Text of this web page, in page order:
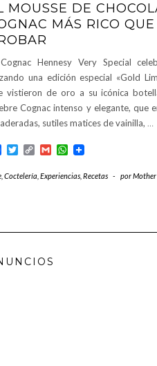
MOUSSE DE
MÁS RICO
Hennesy Very Special
una edición especial «Gold
vistieron de oro a su icónica
Cognac intenso y elegante, que
sutiles matices de vainilla, …
Facebook
TwitterCopyGmailWhatsApp
Coctelería Experiencias Recetas - porMother